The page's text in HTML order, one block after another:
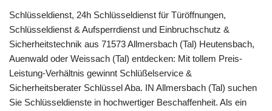
Schlüsseldienst, 24h Schlüsseldienst für Türöffnungen,
Schlüsseldienst & Aufsperrdienst und Einbruchschutz &
Sicherheitstechnik aus 71573 Allmersbach (Tal) Heutensbach,
Auenwald oder Weissach (Tal) entdecken: Mit tollem Preis-
Leistung-Verhältnis gewinnt Schlüßelservice &
Sicherheitsberater Schlüssel Aba. IN Allmersbach (Tal) suchen
Sie Schlüsseldienste in hochwertiger Beschaffenheit. Als ein